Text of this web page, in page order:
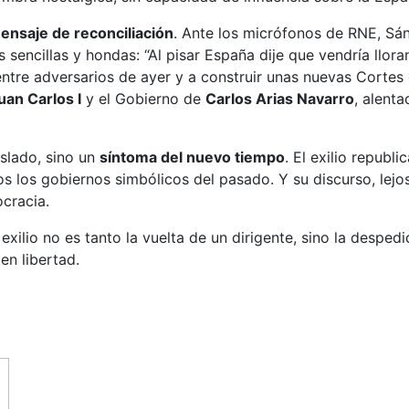
de reconciliación. Ante los micrófonos de RNE,
y hondas: “Al pisar España dije que vendría
adversarios de ayer y a construir unas nuevas
Carlos I y el Gobierno de Carlos Arias Navarro,
sino un síntoma del nuevo tiempo. El exilio
los gobiernos simbólicos del pasado. Y su discurso,
no es tanto la vuelta de un dirigente, sino la
libertad.